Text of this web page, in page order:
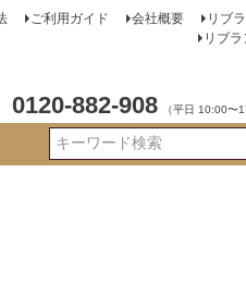
ご利用ガイド 会社概要
リブ
リブ
0120-882-908 （平日 10:00